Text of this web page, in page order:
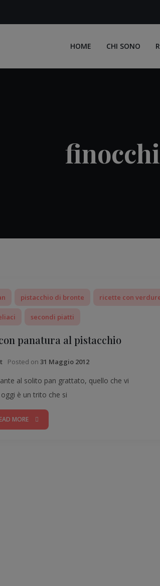
HOME CHI SONO
finocchi
pistacchio di bronte ricette con
secondi piatti
panatura al pistacchio
Posted on 31 Maggio 2012
al solito pan grattato, quello che vi
è un trito che si
MORE